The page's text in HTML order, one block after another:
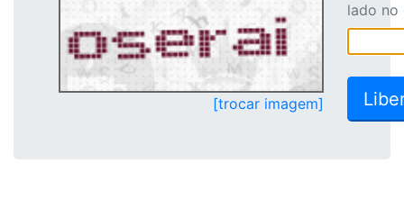
[trocar imagem]
lado no